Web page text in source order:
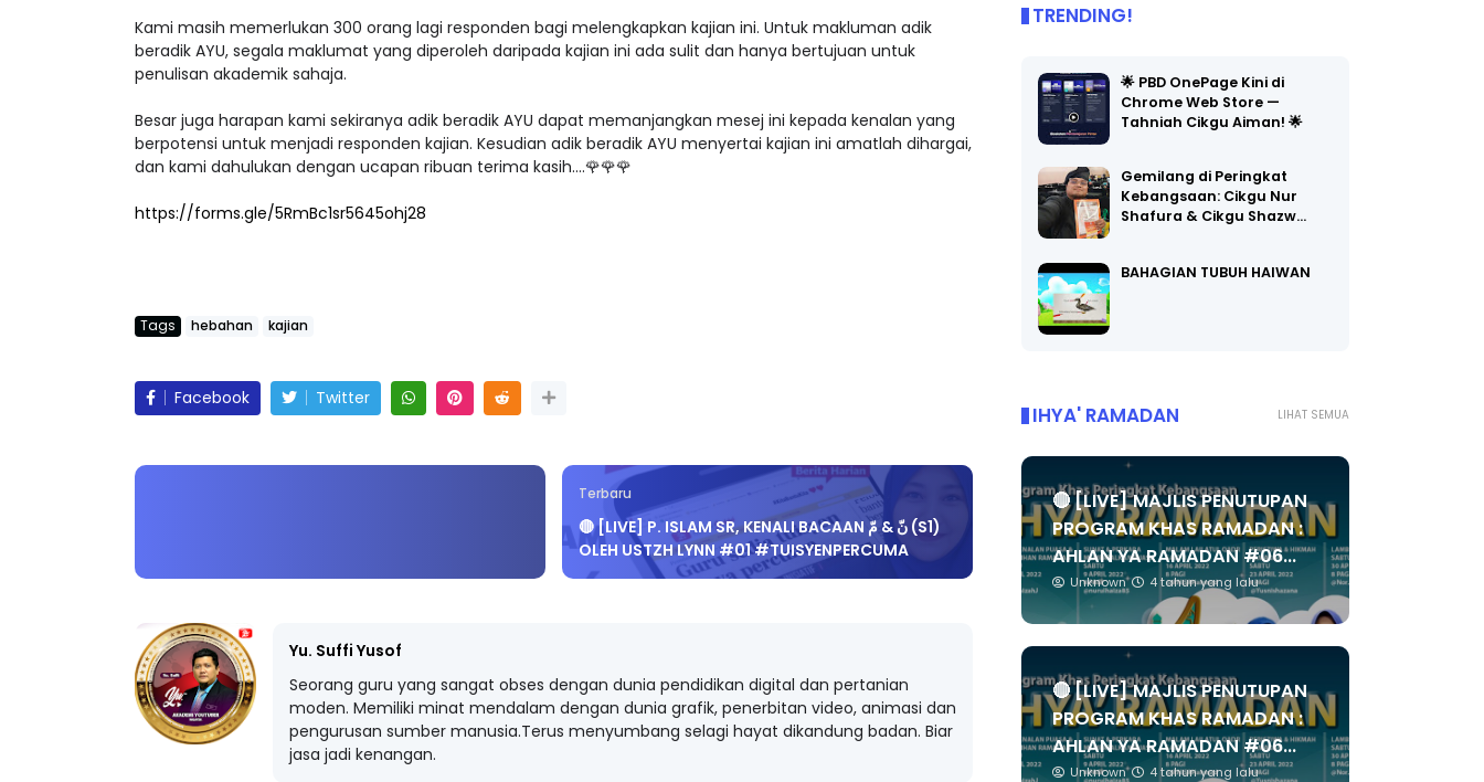
Kami masih memerlukan 300 orang lagi responden bagi melengkapkan kajian ini. Untuk makluman adik
beradik AYU, segala maklumat yang diperoleh daripada kajian ini ada sulit dan hanya bertujuan untuk
penulisan akademik sahaja.
Besar juga harapan kami sekiranya adik beradik AYU dapat memanjangkan mesej ini kepada kenalan yang
berpotensi untuk menjadi responden kajian. Kesudian adik beradik AYU menyertai kajian ini amatlah dihargai,
dan kami dahulukan dengan ucapan ribuan terima kasih....🌹🌹🌹
https://forms.gle/5RmBc1sr5645ohj28
Tags hebahan kajian
Facebook Twitter
Terbaru
🔴 [LIVE] P. ISLAM SR, KENALI BACAAN نّ & مّ (S1)
OLEH USTZH LYNN #01 #TUISYENPERCUMA
Yu. Suffi Yusof
Seorang guru yang sangat obses dengan dunia pendidikan digital dan pertanian
moden. Memiliki minat mendalam dengan dunia grafik, penerbitan video, animasi dan
pengurusan sumber manusia.Terus menyumbang selagi hayat dikandung badan. Biar
jasa jadi kenangan.
TRENDING!
🌟 PBD OnePage Kini di
Chrome Web Store —
Tahniah Cikgu Aiman! 🌟
Gemilang di Peringkat
Kebangsaan: Cikgu Nur
Shafura & Cikgu Shazw…
BAHAGIAN TUBUH HAIWAN
LIHAT SEMUA
IHYA' RAMADAN
🔴 [LIVE] MAJLIS PENUTUPAN
PROGRAM KHAS RAMADAN :
AHLAN YA RAMADAN #06...
Unknown 4 tahun yang lalu
🔴 [LIVE] MAJLIS PENUTUPAN
PROGRAM KHAS RAMADAN :
AHLAN YA RAMADAN #06...
Unknown 4 tahun yang lalu